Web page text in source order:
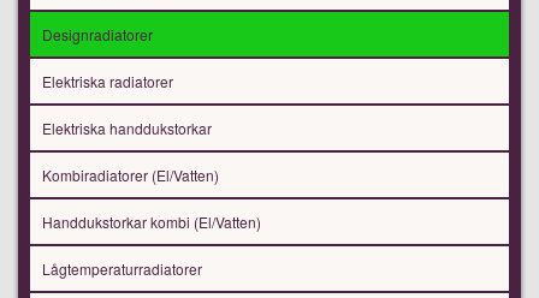
Designradiatorer
Elektriska radiatorer
Elektriska handdukstorkar
Kombiradiatorer (El/Vatten)
Handdukstorkar kombi (El/Vatten)
Lågtemperaturradiatorer